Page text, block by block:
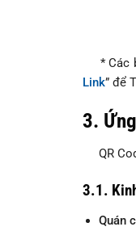
* Các
Link” để
3.
QR
3.1.
Quán